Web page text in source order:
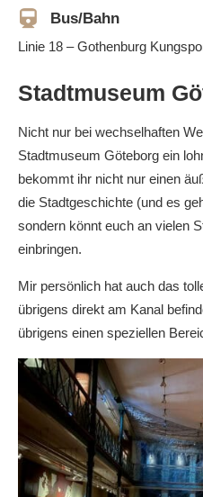
Bus/Bahn
Linie 18 – Gothenburg
Stadtmuseum
Nicht nur bei wechselhaften
Stadtmuseum Göteborg ein
bekommt ihr nicht nur einen
die Stadtgeschichte (und es
sondern könnt euch an vielen
einbringen.
Mir persönlich hat auch das
übrigens direkt am Kanal
übrigens einen speziellen